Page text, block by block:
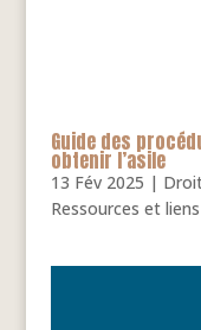
Guide des
obtenir l’asile
13 Fév 2025 |
Ressources et